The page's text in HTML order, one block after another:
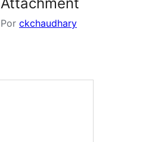
Por ckchaudhary